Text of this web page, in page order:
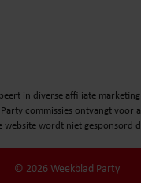
in diverse affiliate marketing
commissies ontvangt voor
website wordt niet gesponsord
© 2026 Weekblad Party